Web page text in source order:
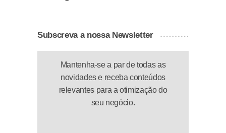
Subscreva a nossa Newsletter
Mantenha-se a par de todas as
novidades e receba conteúdos
relevantes para a otimização do
seu negócio.